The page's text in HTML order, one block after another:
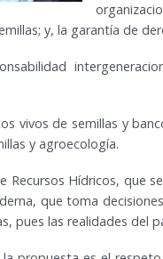
y, la garantía de
vivos de semillas y
y agroecología.
Hídricos, que
que toma
pues las realidades del